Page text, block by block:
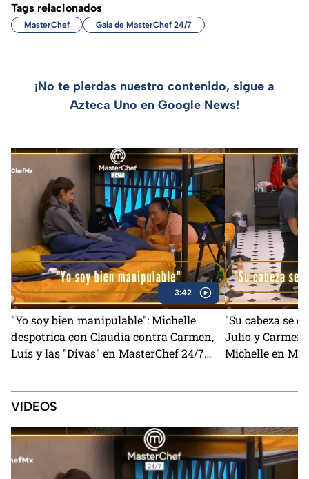
Tags relacionados
MasterChef Gala de MasterChef 24/7
¡No te pierdas nuestro contenido, sigue a
Azteca Uno en Google News!
3:42
"Yo soy bien manipulable": Michelle
despotrica con Claudia contra Carmen,
Luis y las "Divas" en MasterChef 24/7
"Su cabeza se
Julio y Carmen
Michelle en
VIDEOS